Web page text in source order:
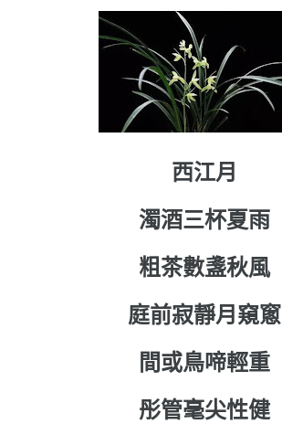
西江月
濁酒三杯夏雨
粗茶數盞秋風
庭前寂靜月窺窻
間或鳥啼輕重
彤管毫尖性健